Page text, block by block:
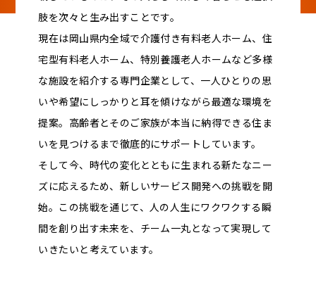
肢を次々と生み出すことです。
現在は岡山県内全域で介護付き有料老人ホーム、住
宅型有料老人ホーム、特別養護老人ホームなど多様
な施設を紹介する専門企業として、一人ひとりの思
いや希望にしっかりと耳を傾けながら最適な環境を
提案。高齢者とそのご家族が本当に納得できる住ま
いを見つけるまで徹底的にサポートしています。
そして今、時代の変化とともに生まれる新たなニー
ズに応えるため、新しいサービス開発への挑戦を開
始。この挑戦を通じて、人の人生にワクワクする瞬
間を創り出す未来を、チーム一丸となって実現して
いきたいと考えています。